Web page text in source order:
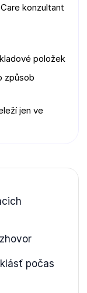
konzultant
položek
způsob
jen ve
počas